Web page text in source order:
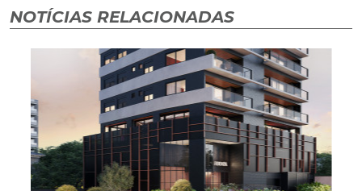
NOTÍCIAS RELACIONADAS